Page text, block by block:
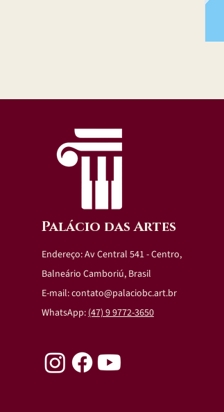
Palácio das Artes
Endereço: Av Central 541 - Centro,
Balneário Camboriú, Brasil
E-mail:contato@palaciobc.art.br
WhatsApp:(47) 9 9772-3650